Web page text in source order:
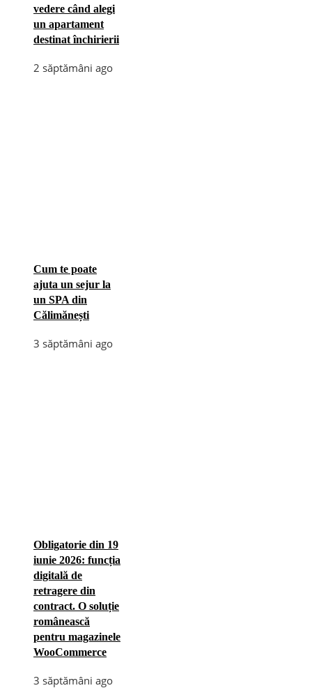
vedere când alegi
un apartament
destinat închirierii
2 săptămâni ago
Cum te poate
ajuta un sejur la
un SPA din
Călimănești
3 săptămâni ago
Obligatorie din 19
iunie 2026: funcția
digitală de
retragere din
contract. O soluție
românească
pentru magazinele
WooCommerce
3 săptămâni ago